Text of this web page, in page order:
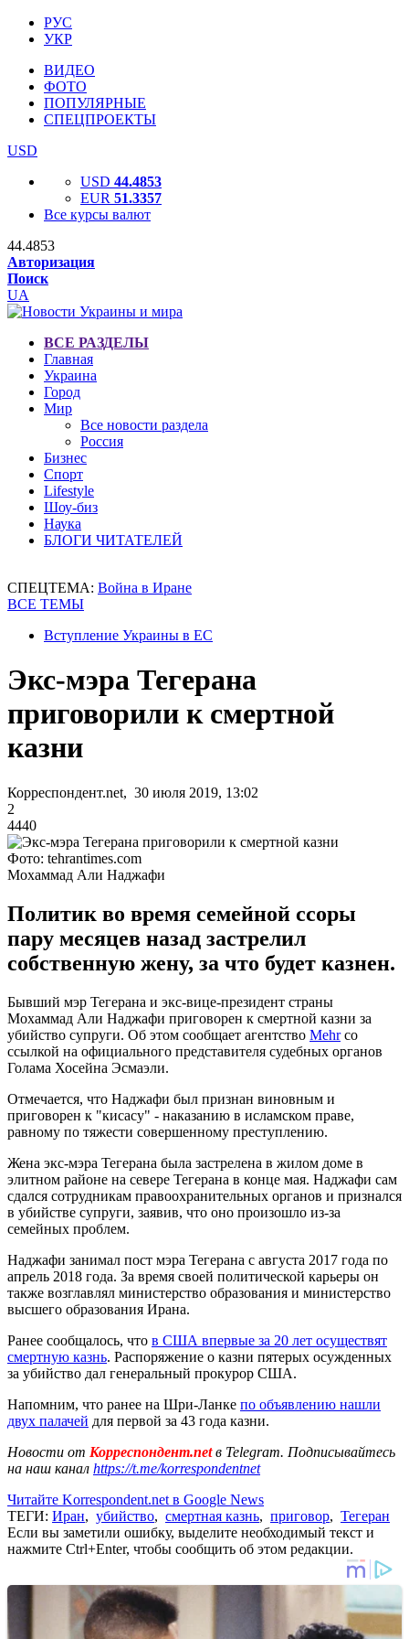
РУС
УКР
ВИДЕО
ФОТО
ПОПУЛЯРНЫЕ
СПЕЦПРОЕКТЫ
USD
USD 44.4853
EUR 51.3357
Все курсы валют
44.4853
Авторизация
Поиск
UA
ВСЕ РАЗДЕЛЫ
Главная
Украина
Город
Мир
Все новости раздела
Россия
Бизнес
Спорт
Lifestyle
Шоу-биз
Наука
БЛОГИ ЧИТАТЕЛЕЙ
СПЕЦТЕМА: Война в Иране
ВСЕ ТЕМЫ
Вступление Украины в ЕС
Экс-мэра Тегерана
приговорили к смертной
казни
Корреспондент.net, 30 июля 2019, 13:02
2
4440
Фото: tehrantimes.com
Мохаммад Али Наджафи
Политик во время семейной ссоры
пару месяцев назад застрелил
собственную жену, за что будет казнен.
Бывший мэр Тегерана и экс-вице-президент страны
Мохаммад Али Наджафи приговорен к смертной казни за
убийство супруги. Об этом сообщает агентство Mehrсо
ссылкой на официального представителя судебных органов
Голама Хосейна Эсмаэли.
Отмечается, что Наджафи был признан виновным и
приговорен к "кисасу" - наказанию в исламском праве,
равному по тяжести совершенному преступлению.
Жена экс-мэра Тегерана была застрелена в жилом доме в
элитном районе на севере Тегерана в конце мая. Наджафи сам
сдался сотрудникам правоохранительных органов и признался
в убийстве супруги, заявив, что оно произошло из-за
семейных проблем.
Наджафи занимал пост мэра Тегерана с августа 2017 года по
апрель 2018 года. За время своей политической карьеры он
также возглавлял министерство образования и министерство
высшего образования Ирана.
Ранее сообщалось, что в США впервые за 20 лет осуществят
смертную казнь. Распоряжение о казни пятерых осужденных
за убийство дал генеральный прокурор США.
Напомним, что ранее на Шри-Ланке по объявлению нашли
двух палачей для первой за 43 года казни.
Новости от Корреспондент.netв Telegram. Подписывайтесь
на наш канал https://t.me/korrespondentnet
Читайте Korrespondent.net в Google News
ТЕГИ: Иран, убийство, смертная казнь, приговор, Тегеран
Если вы заметили ошибку, выделите необходимый текст и
нажмите Ctrl+Enter, чтобы сообщить об этом редакции.